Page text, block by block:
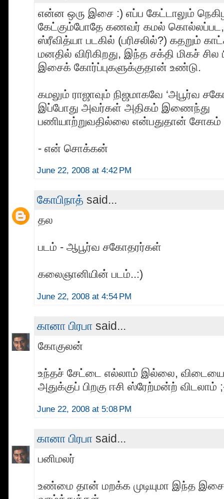
என்ன ஒரு இசை :) எப்ப கேட்டாலும்
கேட்கும்போதே கணவர் கமல்
ஸ்ரீவித்யா படகில் (பரிசலில்?) கதறும்
மனதில் விரிகிறது, இந்த சக்தி மிகச்
இசைக் கோர்ப்புகளுக்குதான் உண்டு.
கமலும் ராஜாவும் நிஜமாகவே ‘அபூர்வ
இப்போது அவர்கள் அதிகம் இணைந்து
பணியாற்றுவதில்லை என்பதுதான் சோகம்
- என் சொக்கன்
June 22, 2008 at 4:42 PM
கோபிநாத் said...
தல
படம் - ஆபூர்வ சகோதரர்கள்
கலைஞானியின் படம்..:)
June 22, 2008 at 4:54 PM
கானா பிரபா said...
கோகுலன்
உந்தச் சேட்டை எல்லாம் இல்லை,
அதுக்குப் பிறகு ஈசி ஸ்ரேற்மன்ற் விடலாம்
June 22, 2008 at 5:08 PM
கானா பிரபா said...
பனிமலர்
உண்மை தான் மறக்க முடியுமா இந்த